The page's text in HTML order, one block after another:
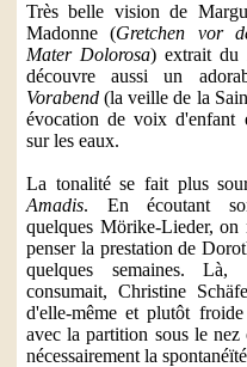
Très belle vision de
Madonne (Gretchen vor
Mater Dolorosa) extrait du
découvre aussi un
Vorabend (la veille de la
évocation de voix d'enfant
sur les eaux.
La tonalité se fait plus
Amadis. En écoutant
quelques Mörike-Lieder, on
penser la prestation de
quelques semaines.
consumait, Christine
d'elle-même et plutôt
avec la partition sous le nez
nécessairement la